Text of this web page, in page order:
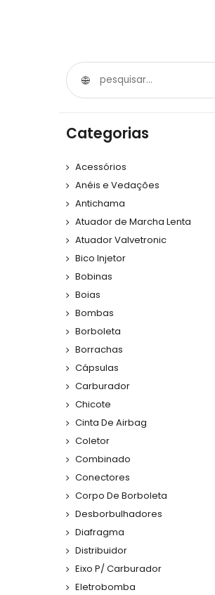
Categorias
Acessórios
Anéis e Vedações
Antichama
Atuador de Marcha Lenta
Atuador Valvetronic
Bico Injetor
Bobinas
Boias
Bombas
Borboleta
Borrachas
Cápsulas
Carburador
Chicote
Cinta De Airbag
Coletor
Combinado
Conectores
Corpo De Borboleta
Desborbulhadores
Diafragma
Distribuidor
Eixo P/ Carburador
Eletrobomba